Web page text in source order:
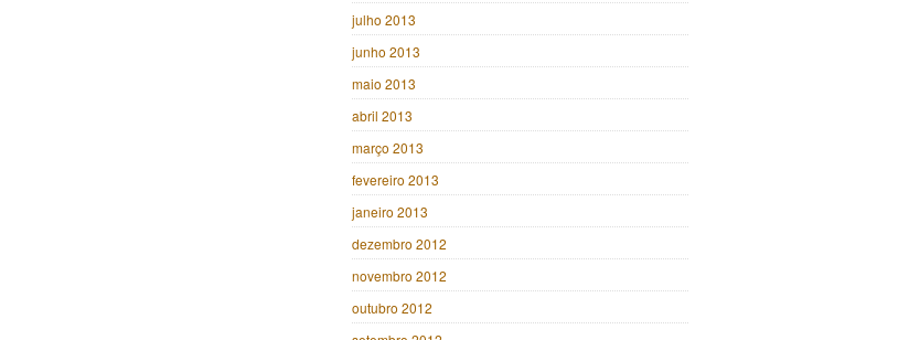
julho 2013
junho 2013
maio 2013
abril 2013
março 2013
fevereiro 2013
janeiro 2013
dezembro 2012
novembro 2012
outubro 2012